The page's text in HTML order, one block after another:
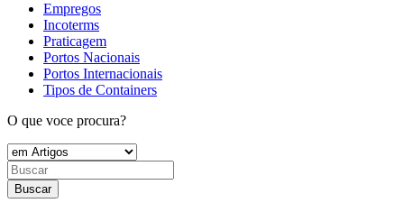
Empregos
Incoterms
Praticagem
Portos Nacionais
Portos Internacionais
Tipos de Containers
O que voce procura?
Buscar